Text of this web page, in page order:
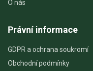
O nás
Právní informace
GDPR a ochrana soukromí
Obchodní podmínky